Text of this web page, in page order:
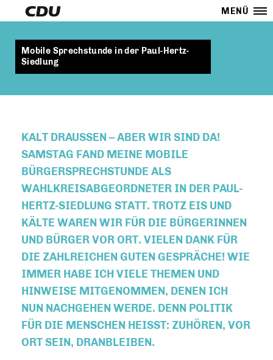
MENÜ
Mobile Sprechstunde in der Paul-Hertz-
Siedlung
KALT DRAUSSEN – ABER WIR SIND DA! S
AMSTAG FAND MEINE MOBILE B
ÜRGERSPRECHSTUNDE ALS W
AHLKREISABGEORDNETER IN DER PAUL-H
ERTZ-SIEDLUNG STATT. TROTZ EIS UND K
ÄLTE WAREN WIR FÜR DIE BÜRGERINNEN U
ND BÜRGER VOR ORT. VIELEN DANK FÜR D
IE ZAHLREICHEN GUTEN GESPRÄCHE! WIE I
MMER HABE ICH VIELE THEMEN UND H
INWEISE MITGENOMMEN, DENEN ICH N
UN NACHGEHEN WERDE. DENN POLITIK F
ÜR DIE MENSCHEN HEISST: ZUHÖREN, VOR OR
T SEIN, DRANBLEIBEN.